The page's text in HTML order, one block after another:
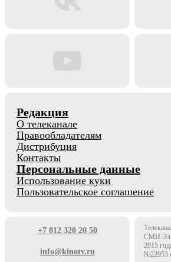
Редакция
О телеканале
Правообладателям
Дистрибуция
Контакты
Персональные данные
Использование куки
Пользовательское соглашение
+7 812 320 20 50
info@kinotv.ru
СМИ Эл
2015
№22953